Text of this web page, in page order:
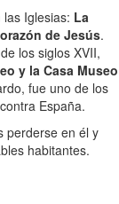
Iglesias: La
de Jesús.
los siglos XVII,
y la Casa Museo
fue uno de los
España.
perderse en él y
habitantes.